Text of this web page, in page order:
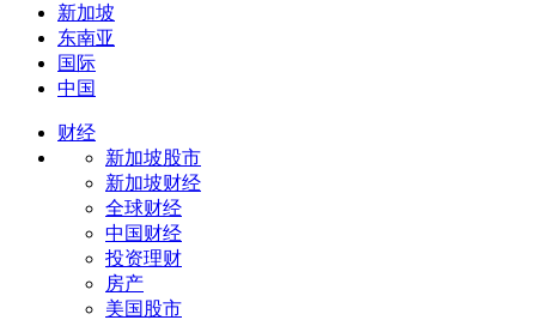
新加坡
东南亚
国际
中国
财经
新加坡股市
新加坡财经
全球财经
中国财经
投资理财
房产
美国股市